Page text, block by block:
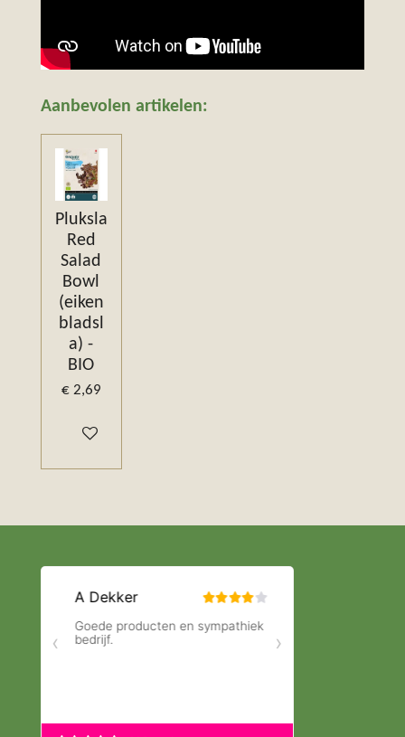
Aanbevolen artikelen:
Pluksla
Red
Salad
Bowl
(eiken
bladsl
a) -
BIO
€ 2,69
In winkelwagen